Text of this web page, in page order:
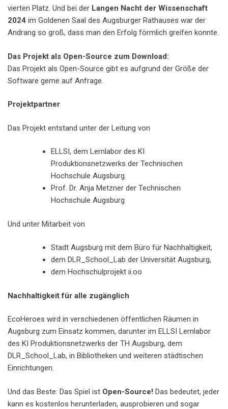
vierten Platz. Und bei der Langen Nacht der Wissenschaft
2024 im Goldenen Saal des Augsburger Rathauses war der
Andrang so groß, dass man den Erfolg förmlich greifen konnte.
Das Projekt als Open-Source zum Download:
Das Projekt als Open-Source gibt es aufgrund der Größe der
Software gerne auf Anfrage.
Projektpartner
Das Projekt entstand unter der Leitung von
ELLSI, dem Lernlabor des KI
Produktionsnetzwerks der Technischen
Hochschule Augsburg.
Prof. Dr. Anja Metzner der Technischen
Hochschule Augsburg
Und unter Mitarbeit von
Stadt Augsburg mit dem Büro für Nachhaltigkeit,
dem DLR_School_Lab der Universität Augsburg,
dem Hochschulprojekt ii.oo
Nachhaltigkeit für alle zugänglich
EcoHeroes wird in verschiedenen öffentlichen Räumen in
Augsburg zum Einsatz kommen, darunter im ELLSI Lernlabor
des KI Produktionsnetzwerks der TH Augsburg, dem
DLR_School_Lab, in Bibliotheken und weiteren städtischen
Einrichtungen.
Und das Beste: Das Spiel ist Open-Source! Das bedeutet, jeder
kann es kostenlos herunterladen, ausprobieren und sogar